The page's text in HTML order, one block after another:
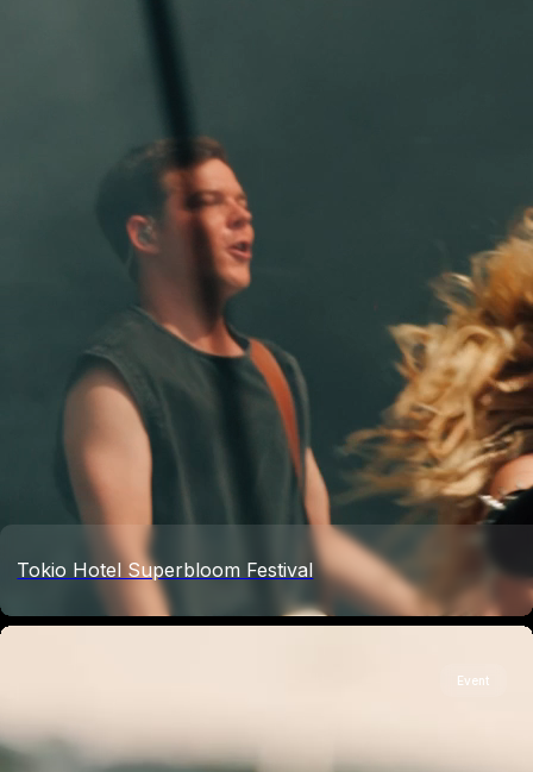
Tokio Hotel Superbloom Festival
Event